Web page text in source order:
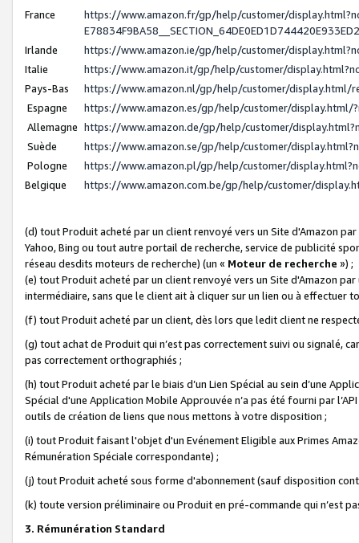
France
https://www.amazon.fr/gp/help/customer/
Irlande
https://www.amazon.ie/gp/help/customer/
Italie
https://www.amazon.it/gp/help/customer/
Pays-Bas
https://www.amazon.nl/gp/help/customer/display.html/
Espagne
https://www.amazon.es/gp/help/customer/display.html/
Allemagne https://www.amazon.de/gp/help/customer/
Suède
https://www.amazon.se/gp/help/customer/
Pologne
https://www.amazon.pl/gp/help/customer/
Belgique
https://www.amazon.com.be/gp/help/customer/
(d) tout Produit acheté par un client renvoyé vers un Site d'Amazon
Yahoo, Bing ou tout autre portail de recherche, service de publicité
réseau desdits moteurs de recherche) (un « Moteur de recherche ») ;
(e) tout Produit acheté par un client renvoyé vers un Site d'Amazon
intermédiaire, sans que le client ait à cliquer sur un lien ou à
(f) tout Produit acheté par un client, dès lors que ledit client ne
(g) tout achat de Produit qui n’est pas correctement suivi ou signalé,
pas correctement orthographiés ;
(h) tout Produit acheté par le biais d’un Lien Spécial au sein d’une
Spécial d'une Application Mobile Approuvée n’a pas été fourni par
outils de création de liens que nous mettons à votre disposition ;
(i) tout Produit faisant l'objet d'un Evénement Eligible aux Primes
Rémunération Spéciale correspondante) ;
(j) tout Produit acheté sous forme d'abonnement (sauf disposition
(k) toute version préliminaire ou Produit en pré-commande qui n’est
3. Rémunération Standard